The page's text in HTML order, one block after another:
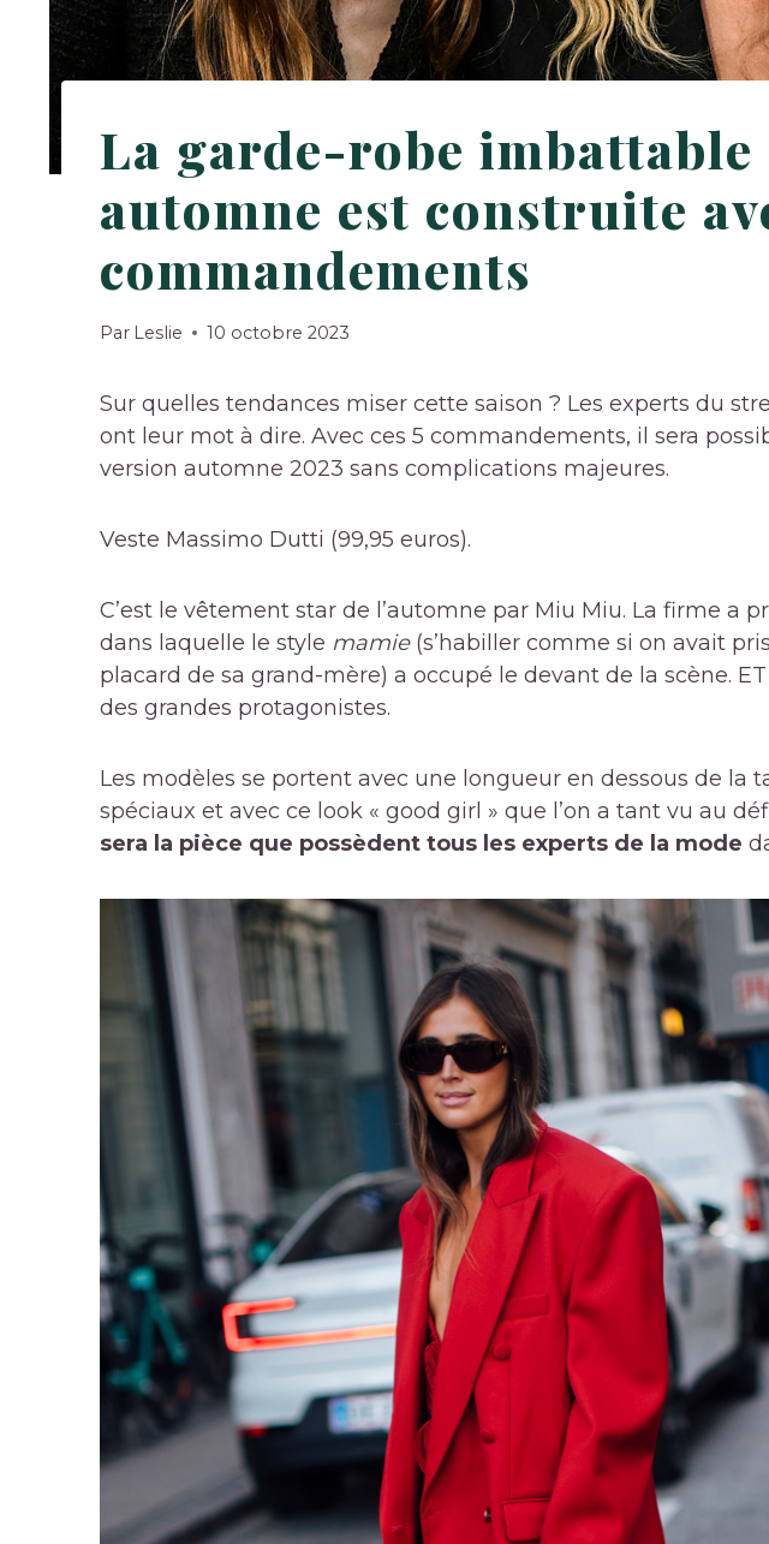
La garde-robe imbattable
automne est construite
commandements
Par Leslie 10 octobre 2023
Sur quelles tendances miser cette saison ? Les experts du
ont leur mot à dire. Avec ces 5 commandements, il sera
version automne 2023 sans complications majeures.
Veste Massimo Dutti (99,95 euros).
C’est le vêtement star de l’automne par Miu Miu. La firme a
dans laquelle le style mamie(s’habiller comme si on avait
placard de sa grand-mère) a occupé le devant de la scène. ET
des grandes protagonistes.
Les modèles se portent avec une longueur en dessous de la
spéciaux et avec ce look « good girl » que l’on a tant vu au
sera la pièce que possèdent tous les experts de la mode